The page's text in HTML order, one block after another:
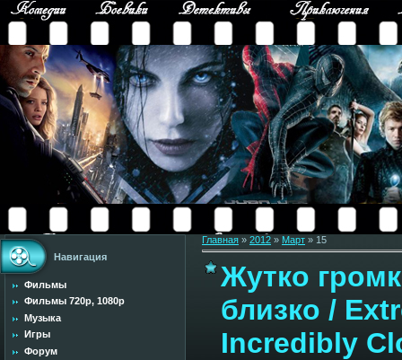
Навигация
Фильмы
Фильмы 720p, 1080p
Музыка
Игры
Форум
Главная » 2012 » Март » 15
Жутко
близко /
Incredibly